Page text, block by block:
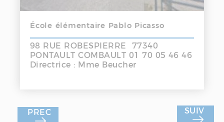
École élémentaire Pablo Picasso
98 RUE ROBESPIERRE 77340
PONTAULT COMBAULT 01 70 05 46 46
Directrice : Mme Beucher